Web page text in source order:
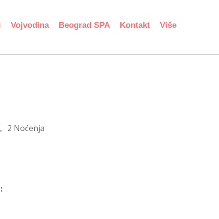
Vojvodina Beograd SPA Kontakt Više
2 Noćenja